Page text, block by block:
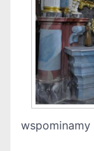
wspominamy